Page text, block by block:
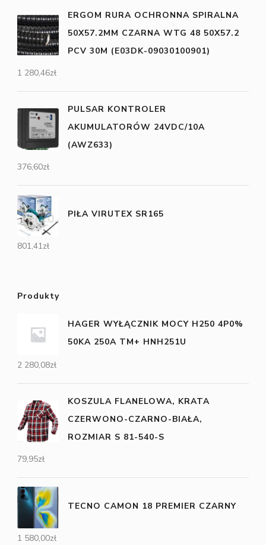
ERGOM RURA OCHRONNA SPIRALNA
50X57.2MM CZARNA WTG 48 50X57.2
PCV 30M (E03DK-09030100901)
1 280,46zł
PULSAR KONTROLER
AKUMULATORÓW 24VDC/10A
(AWZ633)
376,60zł
PIŁA VIRUTEX SR165
801,41zł
Produkty
HAGER WYŁĄCZNIK MOCY H250 4P0%
50KA 250A TM+ HNH251U
2 280,08zł
KOSZULA FLANELOWA, KRATA
CZERWONO-CZARNO-BIAŁA,
ROZMIAR S 81-540-S
79,95zł
TECNO CAMON 18 PREMIER CZARNY
1 580,00zł